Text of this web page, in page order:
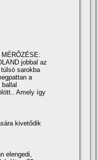
jobbal az
sarokba
a
Amely í­gy
kivetődik
elengedi,